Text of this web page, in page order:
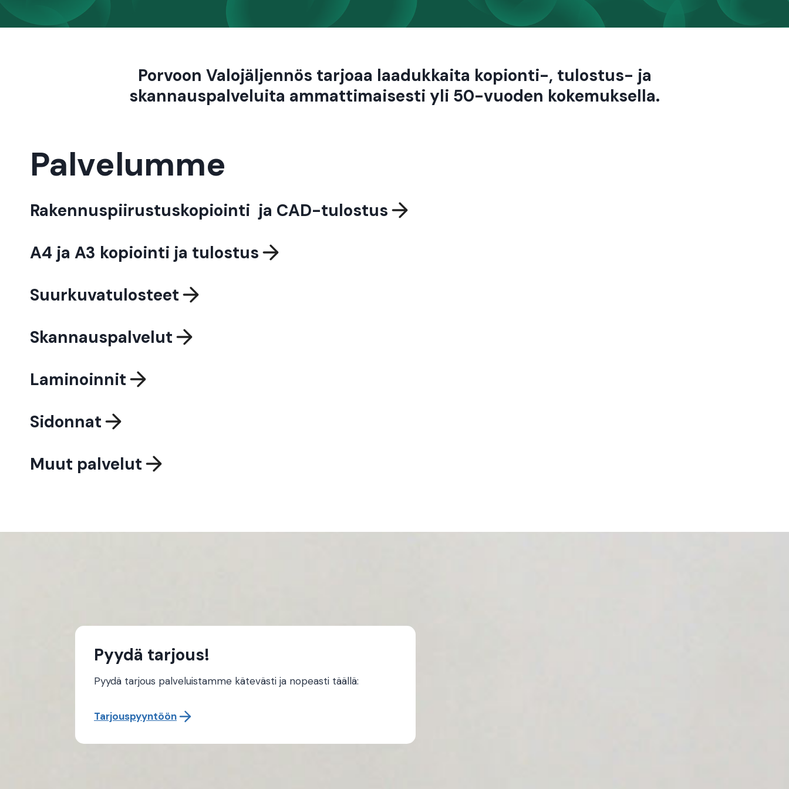
Porvoon Valojäljennös tarjoaa laadukkaita kopionti-, tulostus- ja
skannauspalveluita ammattimaisesti yli 50-vuoden kokemuksella.
Palvelumme
Rakennuspiirustuskopiointi ja CAD-tulostus
A4 ja A3 kopiointi ja tulostus
Suurkuvatulosteet
Skannauspalvelut
Laminoinnit
Sidonnat
Muut palvelut
Pyydä tarjous!
Pyydä tarjous palveluistamme kätevästi ja nopeasti täällä:
Tarjouspyyntöön